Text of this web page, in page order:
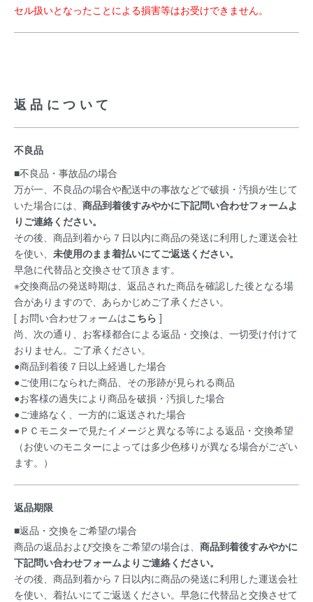
セル扱いとなったことによる損害等はお受けできません。
返品について
不良品
■不良品・事故品の場合
万が一、不良品の場合や配送中の事故などで破損・汚損が生じて
いた場合には、 商品到着後すみやかに下記問い合わせフォームよ
りご連絡ください。
その後、商品到着から７日以内に商品の発送に利用した運送会社
を使い、 未使用のまま着払いにてご返送ください。
早急に代替品と交換させて頂きます。
※交換商品の発送時期は、返品された商品を確認した後となる場
合がありますので、あらかじめご了承ください。
[ お問い合わせフォームはこちら ]
尚、次の通り、お客様都合による返品・交換は、一切受け付けて
おりません。ご了承ください。
●商品到着後７日以上経過した場合
●ご使用になられた商品、その形跡が見られる商品
●お客様の過失により商品を破損・汚損した場合
●ご連絡なく、一方的に返送された場合
●ＰＣモニターで見たイメージと異なる等による返品・交換希望
（お使いのモニターによっては多少色移りが異なる場合がござい
ます。）
返品期限
■返品・交換をご希望の場合
商品の返品および交換をご希望の場合は、 商品到着後すみやかに
下記問い合わせフォームよりご連絡ください。
その後、商品到着から７日以内に商品の発送に利用した運送会社
を使い、着払いにてご返送ください。早急に代替品と交換させて